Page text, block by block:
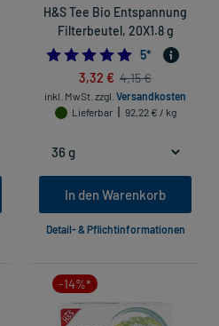
H&S Tee Bio Entspannung
Filterbeutel, 20X1.8 g
4.8
5*
3,32 € 4,15 €
inkl. MwSt. zzgl. Versandkosten
Lieferbar
92,22 € / kg
In den Warenkorb
Detail- & Pflichtinformationen
-14%*